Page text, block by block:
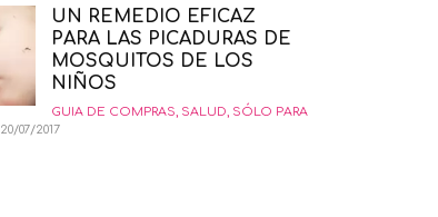
UN REMEDIO EFICAZ
PARA LAS PICADURAS DE
MOSQUITOS DE LOS
NIÑOS
GUIA DE COMPRAS SALUD SÓLO PARA
20/07/2017